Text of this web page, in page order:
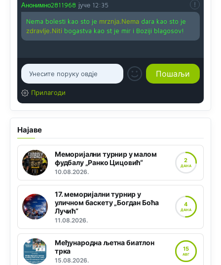
Анонимно2811968 јуче 12:35
Nema bolesti kao sto je mrznja.Nemadara kao sto je
zdravlje.Niti bogastva kao st je mir i Boziji blagosov!
Прилагоди
Најаве
Меморијални турнир у малом
фудбалу „Ранко Цицовић“
10.08.2026.
2
ДАНА
17. меморијални турнир у
уличном баскету „Богдан Боћа
Лучић“
11.08.2026.
4
ДАНА
Међународна љетна биатлон
трка
15.08.2026.
15
АВГ